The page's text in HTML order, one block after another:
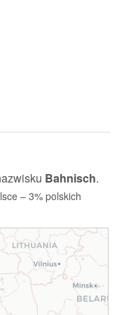
Bahnisch.
– 3% polskich